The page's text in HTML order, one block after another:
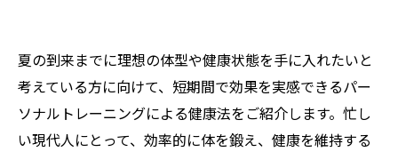
夏の到来までに理想の体型や健康状態を手に入れたいと
考えている方に向けて、短期間で効果を実感できるパー
ソナルトレーニングによる健康法をご紹介します。忙し
い現代人にとって、効率的に体を鍛え、健康を維持する